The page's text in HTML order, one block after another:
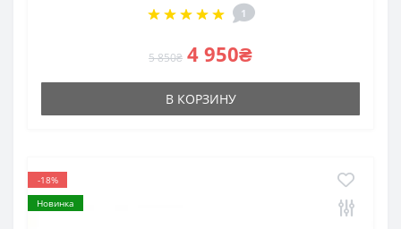
1
5 850₴ 4 950₴
В КОРЗИНУ
-18%
Новинка